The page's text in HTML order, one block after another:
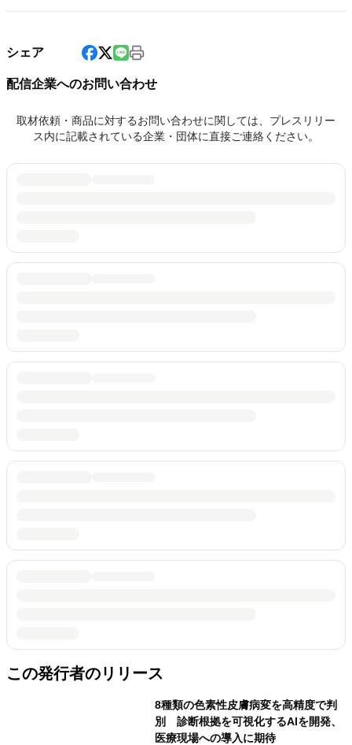
シェア
配信企業へのお問い合わせ
取材依頼・商品に対するお問い合わせに関しては、プレスリリー
ス内に記載されている企業・団体に直接ご連絡ください。
この発行者のリリース
8種類の色素性皮膚病変を高精度で判
別 診断根拠を可視化するAIを開発、
医療現場への導入に期待